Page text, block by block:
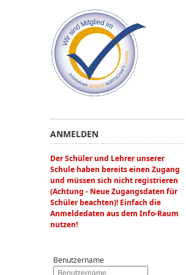
ANMELDEN
Der Schüler und Lehrer unserer
Schule haben bereits einen Zugang
und müssen sich nicht registrieren
(Achtung - Neue Zugangsdaten für
Schüler beachten)! Einfach die
Anmeldedaten aus dem Info-Raum
nutzen!
Benutzername